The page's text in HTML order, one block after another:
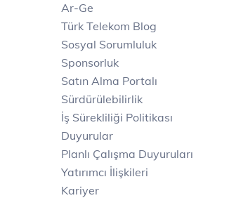
Ar-Ge
Türk Telekom Blog
Sosyal Sorumluluk
Sponsorluk
Satın Alma Portalı
Sürdürülebilirlik
İş Sürekliliği Politikası
Duyurular
Planlı Çalışma Duyuruları
Yatırımcı İlişkileri
Kariyer